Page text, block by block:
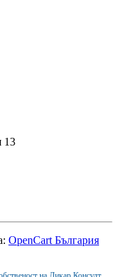
13
OpenCart България